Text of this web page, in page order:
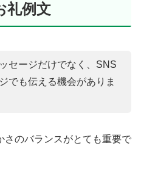
礼例文
セージだけでなく、SNS
でも伝える機会がありま
さのバランスがとても重要で